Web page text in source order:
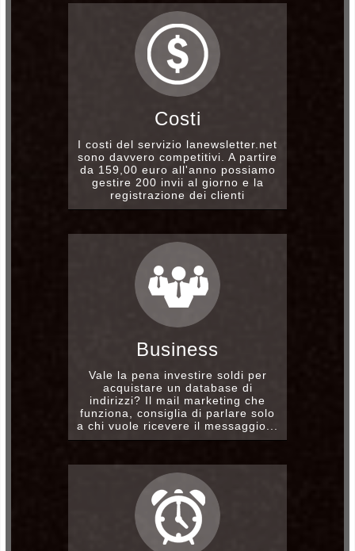
Costi
I costi del servizio lanewsletter.net
sono davvero competitivi. A partire
da 159,00 euro all'anno possiamo
gestire 200 invii al giorno e la
registrazione dei clienti
Business
Vale la pena investire soldi per
acquistare un database di
indirizzi? Il mail marketing che
funziona, consiglia di parlare solo
a chi vuole ricevere il messaggio...